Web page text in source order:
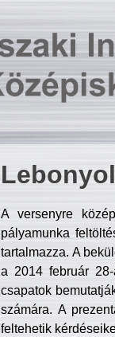
A versenyre
pályamunka
tartalmazza. A
a 2014 február
csapatok
számára. A
feltehetik